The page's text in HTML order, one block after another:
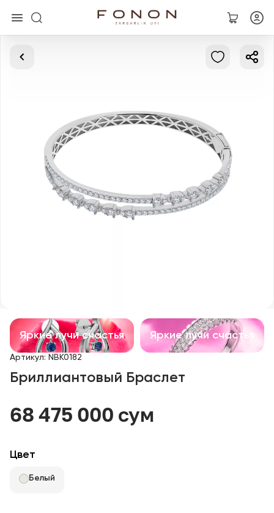
Главная
Серьги
Браслеты
Аксессуары
Все
О нас
Избранное
Яркие лучи счастья Яркие лучи счастья
Артикул: NBK0182
Бриллиантовый Браслет
68 475 000 сум
Цвет
Белый